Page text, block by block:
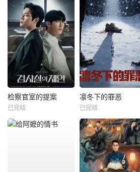
检察官室的提案
已完结
凛冬下的罪恶
已完结